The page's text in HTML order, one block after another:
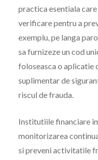
practica esentiala
verificare pentru a
exemplu, pe langa
sa furnizeze un cod
foloseasca o aplicatie
suplimentar de
riscul de frauda.
Institutiile financiare
monitorizarea
si preveni activitatile